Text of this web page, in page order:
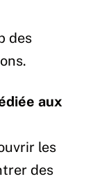
des
aux
les
des